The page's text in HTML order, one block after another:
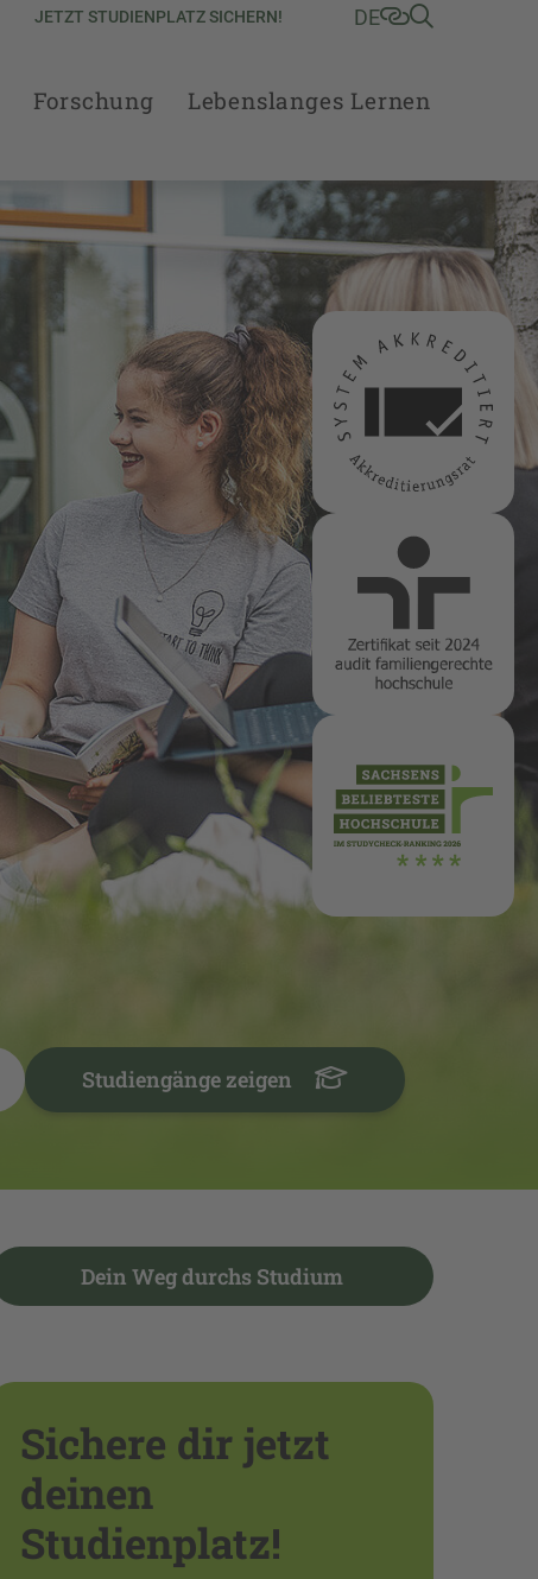
JETZT STUDIENPLATZ SICHERN! DE
Forschung Lebenslanges Lernen
Studiengänge zeigen
Dein Weg durchs Studium
Sichere dir jetzt
deinen
Studienplatz!